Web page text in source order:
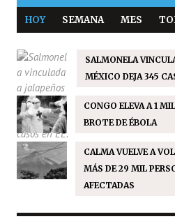
HOY SEMANA MES
SALMONELA
MÉXICO DEJA 345
CONGO ELEVA A 1
BROTE DE ÉBOLA
CALMA VUELVE A
MÁS DE 29 MIL
AFECTADAS